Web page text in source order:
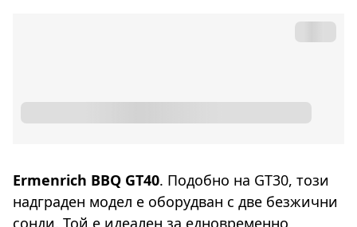
Ermenrich BBQ GT40. Подобно на GT30, този
надграден модел е оборудван с две безжични
сонди. Той е идеален за едновременно